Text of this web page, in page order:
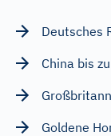
Deutsches
China bis
Goldene